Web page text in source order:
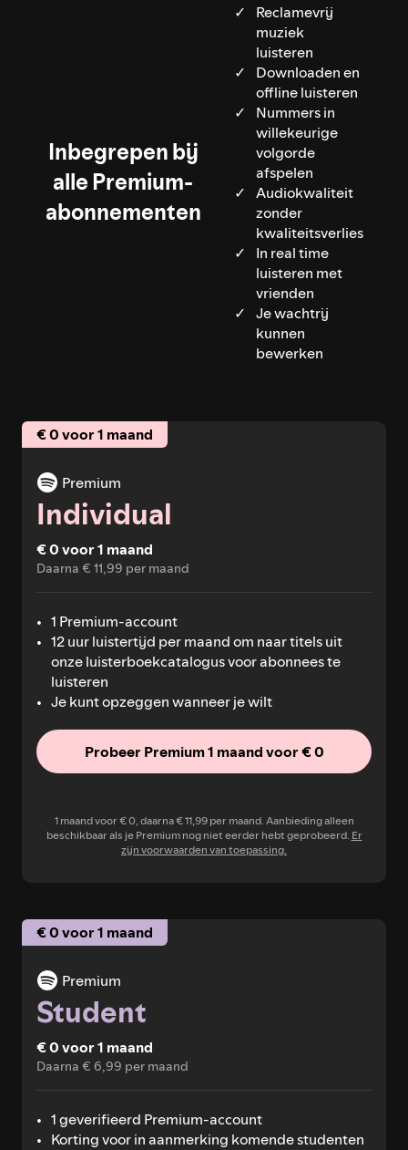
Inbegrepen bij
alle Premium-
abonnementen
Reclamevrij
muziek
luisteren
Downloaden en
offline luisteren
Nummers in
willekeurige
volgorde
afspelen
Audiokwaliteit
zonder
kwaliteitsverlies
In real time
luisteren met
vrienden
Je wachtrij
kunnen
bewerken
€ 0 voor 1 maand
Premium
Individual
€ 0 voor 1 maand
Daarna € 11,99 per maand
1 Premium-account
12 uur luistertijd per maand om naar titels uit
onze luisterboekcatalogus voor abonnees te
luisteren
Je kunt opzeggen wanneer je wilt
Probeer Premium 1 maand voor € 0
1 maand voor € 0, daarna € 11,99 per maand. Aanbieding alleen
beschikbaar als je Premium nog niet eerder hebt geprobeerd. Er
zijn voorwaarden van toepassing.
€ 0 voor 1 maand
Premium
Student
€ 0 voor 1 maand
Daarna € 6,99 per maand
1 geverifieerd Premium-account
Korting voor in aanmerking komende studenten